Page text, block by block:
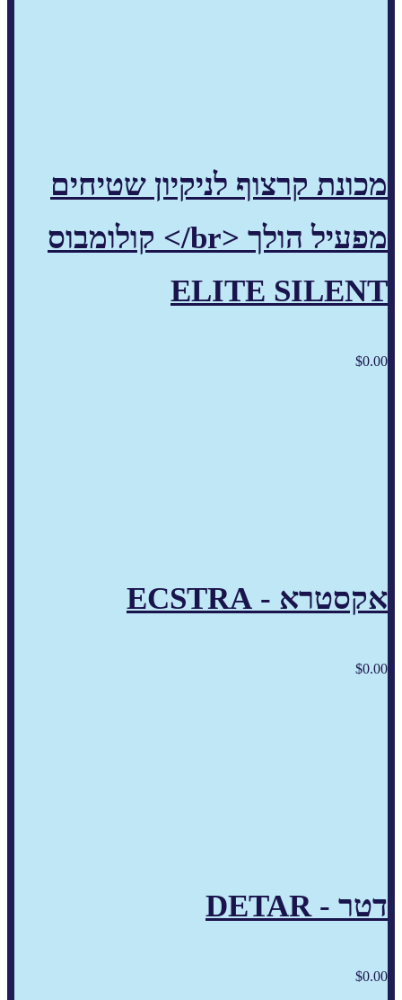
מכונת קרצוף לניקיון שטיחים
מפעיל הולך <br/> קולומבוס
ELITE SILENT
$0.00
אקסטרא - ECSTRA
$0.00
דטר - DETAR
$0.00